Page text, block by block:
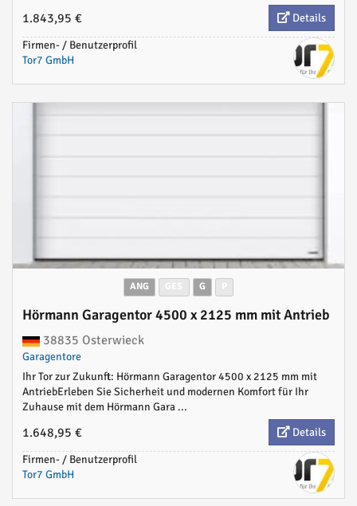
1.843,95 €
Details
Firmen- / Benutzerprofil
Tor7 GmbH
ANG G
Hörmann Garagentor 4500 x 2125 mm mit Antrieb
38835 Osterwieck
Garagentore
Ihr Tor zur Zukunft: Hörmann Garagentor 4500 x 2125 mm mit
AntriebErleben Sie Sicherheit und modernen Komfort für Ihr
Zuhause mit dem Hörmann Gara ...
1.648,95 €
Details
Firmen- / Benutzerprofil
Tor7 GmbH